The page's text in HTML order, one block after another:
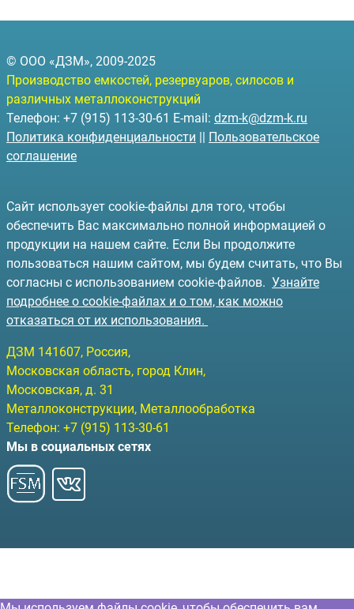
© ООО «ДЗМ», 2009-2025
Производство емкостей, резервуаров, силосов и
различных металлоконструкций
Телефон: +7 (915) 113-30-61 E-mail: dzm-k@dzm-k.ru
Политика конфиденциальности || Пользовательское
соглашение
Сайт использует cookie-файлы для того, чтобы
обеспечить Вас максимально полной информацией о
продукции на нашем сайте. Если Вы продолжите
пользоваться нашим сайтом, мы будем считать, что Вы
согласны с использованием cookie-файлов. Узнайте
подробнее о cookie-файлах и о том, как можно
отказаться от их использования.
ДЗМ 141607, Россия,
Московская область, город Клин,
Московская, д. 31
Металлоконструкции, Металлообработка
Телефон: +7 (915) 113-30-61
Мы в социальных сетях